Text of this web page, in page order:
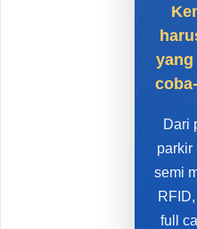
yang
Dari
parkir
semi
full